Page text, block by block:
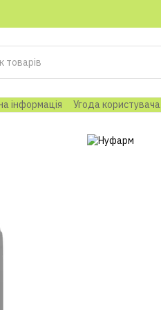
інформація Угода користувача